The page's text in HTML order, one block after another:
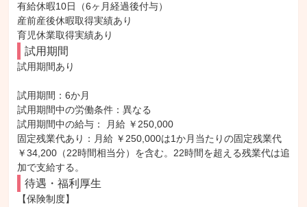
有給休暇10日（6ヶ月経過後付与）
産前産後休暇取得実績あり
育児休業取得実績あり
試用期間
試用期間あり
試用期間：6か月
試用期間中の労働条件：異なる
試用期間中の給与： 月給 ￥250,000
固定残業代あり：月給 ￥250,000は1か月当たりの固定残業代
￥34,200（22時間相当分）を含む。22時間を超える残業代は追
加で支給する。
待遇・福利厚生
【保険制度】